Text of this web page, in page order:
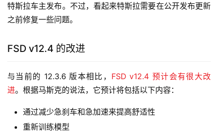
特斯拉车主发布。不过，看起来特斯拉需要在公开发布更新
之前修复一些问题。
FSD v12.4 的改进
与当前的 12.3.6 版本相比， FSD v12.4 预计会有很大改
进。根据马斯克的说法，它预计将包括以下内容：
通过减少急刹车和急加速来提高舒适性
重新训练模型